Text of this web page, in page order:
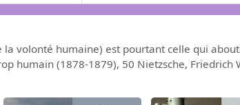
volonté humaine) est pourtant celle qui
humain (1878-1879), 50 Nietzsche, Friedrich